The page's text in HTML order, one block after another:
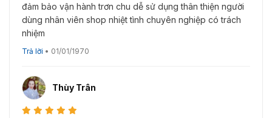
đảm bảo vận hành trơn chu dễ sử dụng thân thiện người
dùng nhân viên shop nhiệt tình chuyên nghiệp có trách
nhiệm
Trả lời • 01/01/1970
Thùy Trân